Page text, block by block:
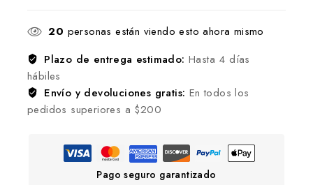
20 personas están viendo esto ahora mismo
Plazo de entrega estimado: Hasta 4 días
hábiles
Envío y devoluciones gratis: En todos los
pedidos superiores a $200
Pago seguro garantizado